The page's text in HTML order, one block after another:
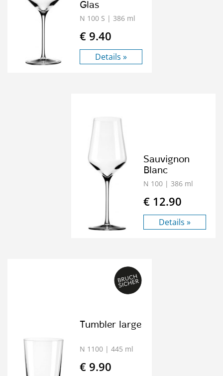
Glas
N 100 S | 386 ml
€ 9.40
Details »
Sauvignon
Blanc
N 100 | 386 ml
€ 12.90
Details »
Tumbler large
N 1100 | 445 ml
€ 9.90